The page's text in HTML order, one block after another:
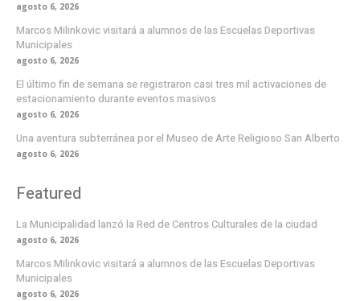
agosto 6, 2026
Marcos Milinkovic visitará a alumnos de las Escuelas Deportivas
Municipales
agosto 6, 2026
El último fin de semana se registraron casi tres mil activaciones de
estacionamiento durante eventos masivos
agosto 6, 2026
Una aventura subterránea por el Museo de Arte Religioso San Alberto
agosto 6, 2026
Featured
La Municipalidad lanzó la Red de Centros Culturales de la ciudad
agosto 6, 2026
Marcos Milinkovic visitará a alumnos de las Escuelas Deportivas
Municipales
agosto 6, 2026